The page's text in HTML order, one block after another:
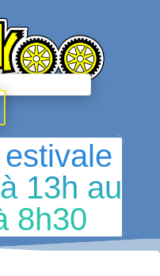
13h au
8h30